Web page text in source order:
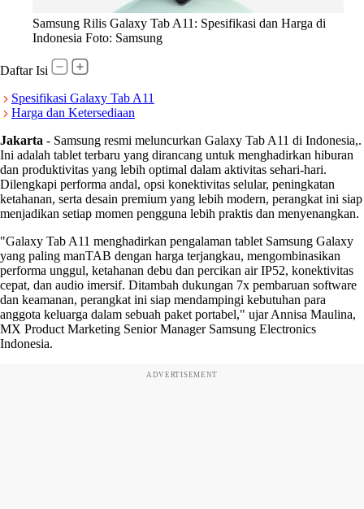
Samsung Rilis Galaxy Tab A11: Spesifikasi dan Harga di
Indonesia Foto: Samsung
Daftar Isi
Spesifikasi Galaxy Tab A11
Harga dan Ketersediaan
Jakarta - Samsung resmi meluncurkan Galaxy Tab A11 di Indonesia,.
Ini adalah tablet terbaru yang dirancang untuk menghadirkan hiburan
dan produktivitas yang lebih optimal dalam aktivitas sehari-hari.
Dilengkapi performa andal, opsi konektivitas selular, peningkatan
ketahanan, serta desain premium yang lebih modern, perangkat ini siap
menjadikan setiap momen pengguna lebih praktis dan menyenangkan.
"Galaxy Tab A11 menghadirkan pengalaman tablet Samsung Galaxy
yang paling manTAB dengan harga terjangkau, mengombinasikan
performa unggul, ketahanan debu dan percikan air IP52, konektivitas
cepat, dan audio imersif. Ditambah dukungan 7x pembaruan software
dan keamanan, perangkat ini siap mendampingi kebutuhan para
anggota keluarga dalam sebuah paket portabel," ujar Annisa Maulina,
MX Product Marketing Senior Manager Samsung Electronics
Indonesia.
ADVERTISEMENT